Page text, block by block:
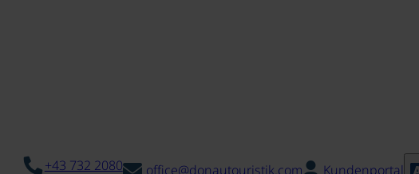
+43 732 2080 office@donautouristik.com Kundenportal